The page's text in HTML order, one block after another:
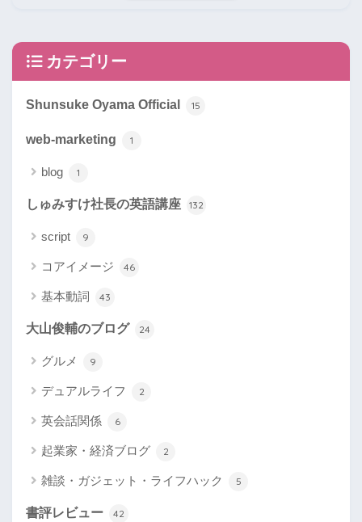
カテゴリー
Shunsuke Oyama Official 15
web-marketing 1
blog 1
しゅみすけ社長の英語講座 132
script 9
コアイメージ 46
基本動詞 43
大山俊輔のブログ 24
グルメ 9
デュアルライフ 2
英会話関係 6
起業家・経済ブログ 2
雑談・ガジェット・ライフハック 5
書評レビュー 42